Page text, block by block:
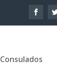
Consulados